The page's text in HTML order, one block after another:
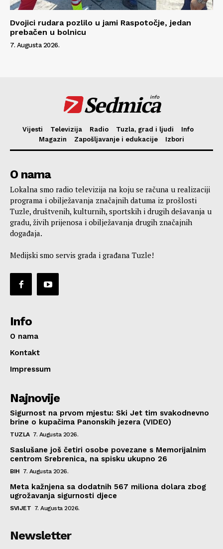
Dvojici rudara pozlilo u jami Raspotočje, jedan
prebačen u bolnicu
7. Augusta 2026.
Sedmica
info
Vijesti Televizija Radio Tuzla, grad i ljudi
Info
Magazin
Zapošljavanje i edukacije Izbori
O nama
Lokalna smo radio televizija na koju se računa u realizaciji
programa i obilježavanja značajnih datuma iz prošlosti
Tuzle, društvenih, kulturnih, sportskih i drugih dešavanja u
gradu, živih prijenosa i obilježavanja drugih značajnih
događaja.
Medijski smo servis grada i građana Tuzle!
Info
O nama
Kontakt
Impressum
Najnovije
Sigurnost na prvom mjestu: Ski Jet tim svakodnevno
brine o kupačima Panonskih jezera (VIDEO)
TUZLA 7. Augusta 2026.
Saslušane još četiri osobe povezane s Memorijalnim
centrom Srebrenica, na spisku ukupno 26
BIH 7. Augusta 2026.
Meta kažnjena sa dodatnih 567 miliona dolara zbog
ugrožavanja sigurnosti djece
SVIJET 7. Augusta 2026.
Newsletter